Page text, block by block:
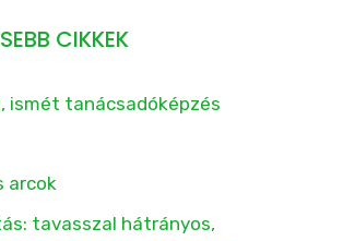
CIKKEK
ismét tanácsadóképzés
arcok
tavasszal hátrányos,